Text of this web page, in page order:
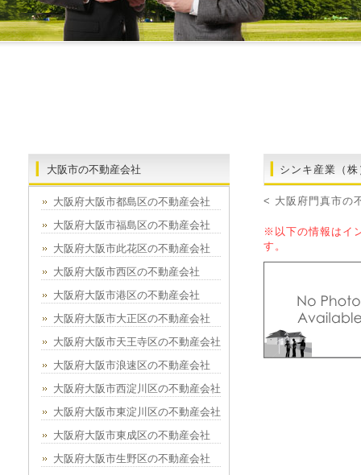
シンキ産業（株
< 大阪府門真市の
※以下の情報はイ
す。
大阪市の不動産会社
大阪府大阪市都島区の不動産会社
大阪府大阪市福島区の不動産会社
大阪府大阪市此花区の不動産会社
大阪府大阪市西区の不動産会社
大阪府大阪市港区の不動産会社
大阪府大阪市大正区の不動産会社
大阪府大阪市天王寺区の不動産会社
大阪府大阪市浪速区の不動産会社
大阪府大阪市西淀川区の不動産会社
大阪府大阪市東淀川区の不動産会社
大阪府大阪市東成区の不動産会社
大阪府大阪市生野区の不動産会社